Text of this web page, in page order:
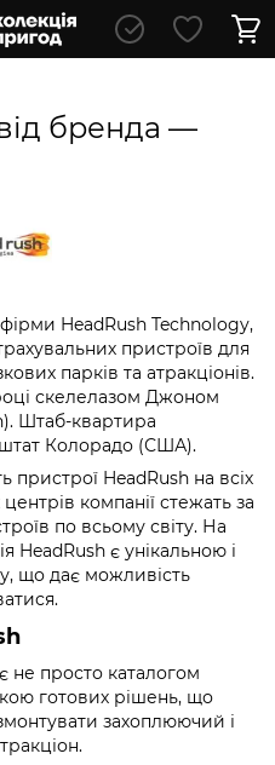
бренда —
HeadRush Technology,
пристроїв для
парків та атракціонів.
скелелазом Джоном
Штаб-квартира
Колорадо (США).
HeadRush на всіх
компанії стежать за
по всьому світу. На
HeadRush є унікальною і
що дає можливість
не просто каталогом
готових рішень, що
захоплюючий і